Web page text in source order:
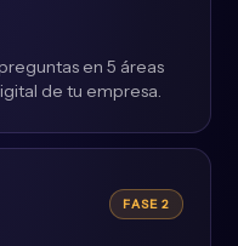
en 5 áreas
de tu empresa.
FASE 2